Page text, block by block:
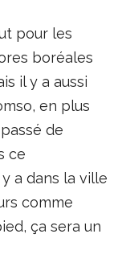
pour les
boréales
il y a aussi
en plus
de
ce
a dans la ville
comme
ça sera un